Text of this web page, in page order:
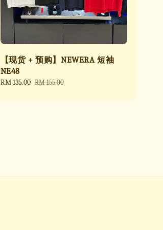
【现货 + 预购】NEWERA 短袖
NE48
Sale
RM 135.00 Regular
RM 155.00